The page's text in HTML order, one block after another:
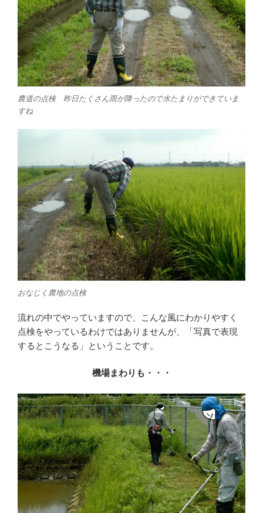
農道の点検 昨日たくさん雨が降ったので水たまりができていま
すね
おなじく農地の点検
流れの中でやっていますので、こんな風にわかりやすく
点検をやっているわけではありませんが、「写真で表現
するとこうなる」ということです。
機場まわりも・・・